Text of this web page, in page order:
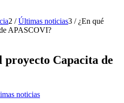
2 / Últimas noticias3 / ¿En qué
APASCOVI?
proyecto Capacita de
noticias